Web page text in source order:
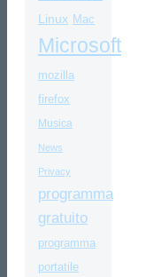
Linux Mac
Microsoft
mozilla
firefox
Musica
News
Privacy
programma
gratuito
programma
portatile